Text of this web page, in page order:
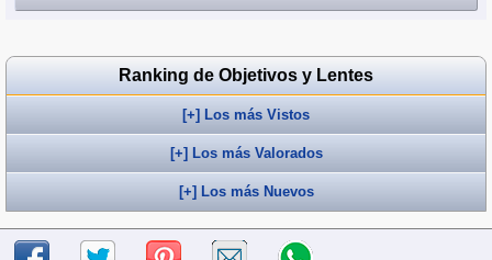
Ranking de Objetivos y Lentes
[+] Los más Vistos
[+] Los más Valorados
[+] Los más Nuevos